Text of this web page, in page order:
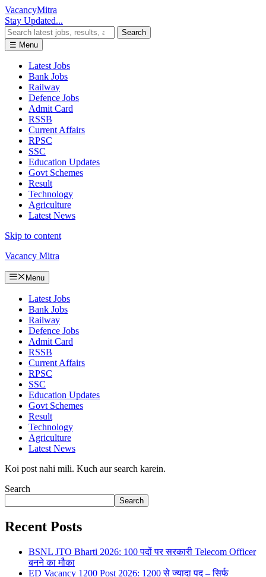
VacancyMitra
Stay Updated...
Search
☰ Menu
Latest Jobs
Bank Jobs
Railway
Defence Jobs
Admit Card
RSSB
Current Affairs
RPSC
SSC
Education Updates
Govt Schemes
Result
Technology
Agriculture
Latest News
Skip to content
Vacancy Mitra
Menu
Latest Jobs
Bank Jobs
Railway
Defence Jobs
Admit Card
RSSB
Current Affairs
RPSC
SSC
Education Updates
Govt Schemes
Result
Technology
Agriculture
Latest News
Koi post nahi mili. Kuch aur search karein.
Search
Search
Recent Posts
BSNL JTO Bharti 2026: 100 पदों पर सरकारी Telecom Officer
बनने का मौका
ED Vacancy 1200 Post 2026: 1200 से ज्यादा पद – सिर्फ